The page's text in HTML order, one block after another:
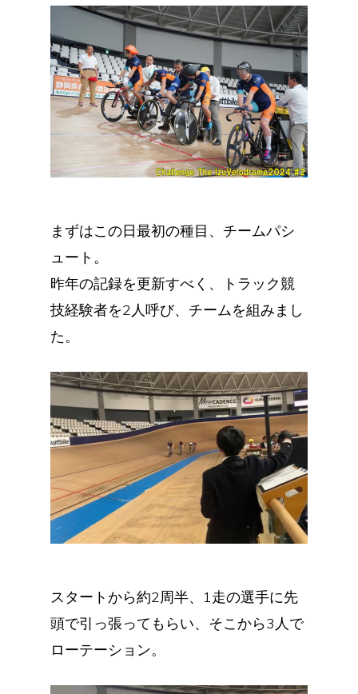
まずはこの日最初の種目、チームパシ
ュート。
昨年の記録を更新すべく、トラック競
技経験者を2人呼び、チームを組みまし
た。
スタートから約2周半、1走の選手に先
頭で引っ張ってもらい、そこから3人で
ローテーション。